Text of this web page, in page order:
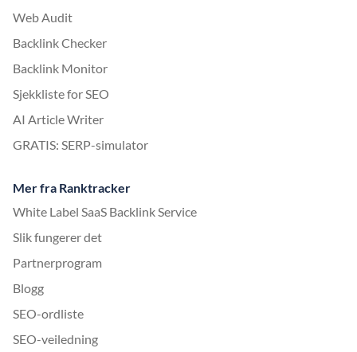
Web Audit
Backlink Checker
Backlink Monitor
Sjekkliste for SEO
AI Article Writer
GRATIS: SERP-simulator
Mer fra Ranktracker
White Label SaaS Backlink Service
Slik fungerer det
Partnerprogram
Blogg
SEO-ordliste
SEO-veiledning